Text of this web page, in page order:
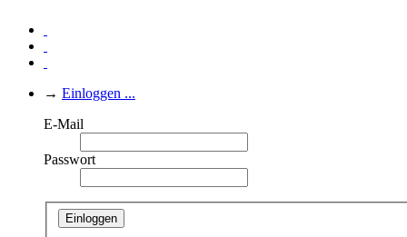
→ Einloggen ...
E-Mail
Passwort
Einloggen